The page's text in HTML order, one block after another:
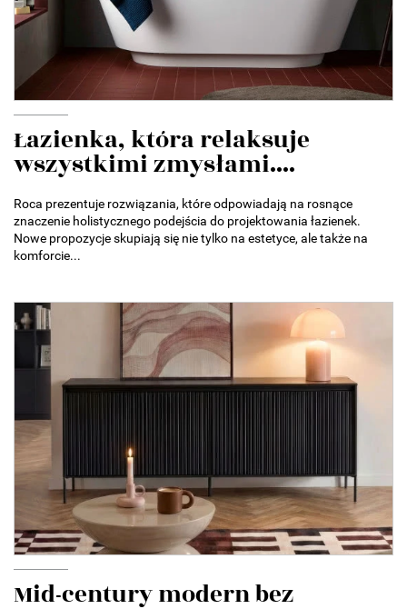
Łazienka, która relaksuje
wszystkimi zmysłami....
Roca prezentuje rozwiązania, które odpowiadają na rosnące
znaczenie holistycznego podejścia do projektowania łazienek.
Nowe propozycje skupiają się nie tylko na estetyce, ale także na
komforcie...
Mid-century modern bez